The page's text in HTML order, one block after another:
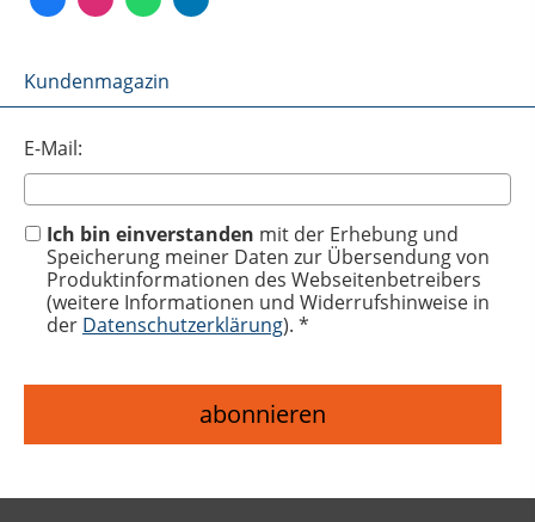
Kundenmagazin
E-Mail:
Ich bin einverstanden mit der Erhebung und
Speicherung meiner Daten zur Übersendung von
Produktinformationen des Webseitenbetreibers
(weitere Informationen und Widerrufshinweise in
der Datenschutzerklärung). *